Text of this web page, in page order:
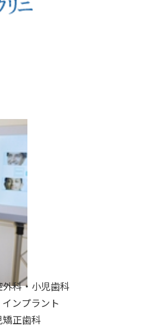
科・小児歯科
ンプラント
正歯科